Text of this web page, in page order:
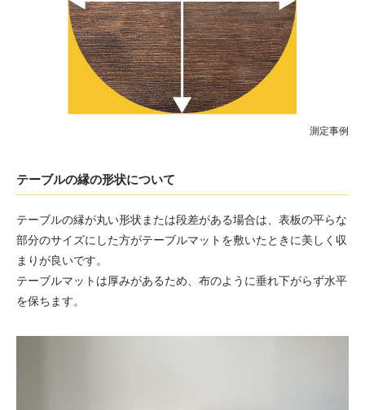
測定事例
テーブルの縁の形状について
テーブルの縁が丸い形状または段差がある場合は、表板の平らな
部分のサイズにした方がテーブルマットを敷いたときに美しく収
まりが良いです。
テーブルマットは厚みがあるため、布のように垂れ下がらず水平
を保ちます。